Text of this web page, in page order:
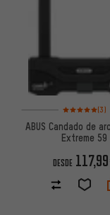
Valoración(3)
ABUS Candado de
Extreme 59
DESDE